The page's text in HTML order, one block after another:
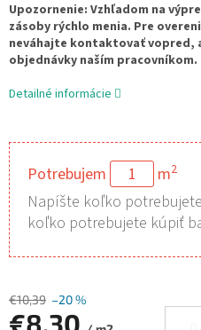
Upozornenie: Vzhľadom na
zásoby rýchlo menia. Pre
neváhajte kontaktovať vopred,
objednávky naším pracovníkom.
Detailné informácie
€10,39 –20 %
€8,30
Potrebujem m2
Napíšte koľko
koľko potrebujete kúpiť